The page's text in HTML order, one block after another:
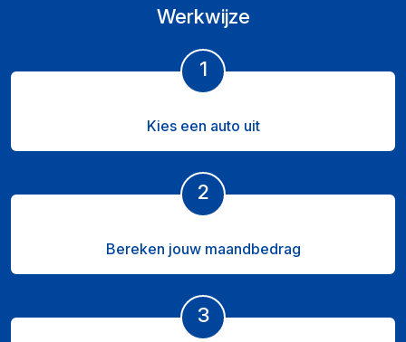
Werkwijze
1
Kies een auto uit
2
Bereken jouw maandbedrag
3